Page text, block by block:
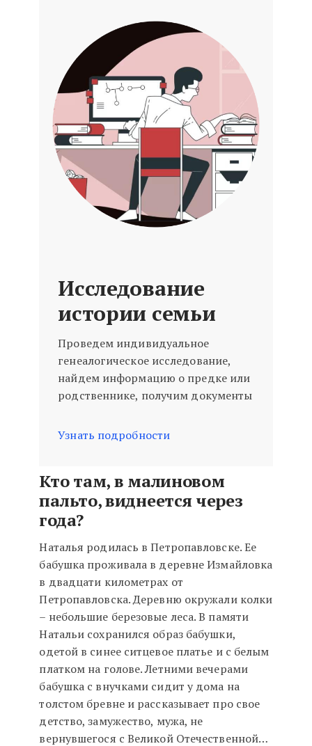
Исследование
истории семьи
Проведем индивидуальное
генеалогическое исследование,
найдем информацию о предке или
родственнике, получим документы
Узнать подробности
Кто там, в малиновом
пальто, виднеется через
года?
Наталья родилась в Петропавловске. Ее
бабушка проживала в деревне Измайловка
в двадцати километрах от
Петропавловска. Деревню окружали колки
– небольшие березовые леса. В памяти
Натальи сохранился образ бабушки,
одетой в синее ситцевое платье и с белым
платком на голове. Летними вечерами
бабушка с внучками сидит у дома на
толстом бревне и рассказывает про свое
детство, замужество, мужа, не
вернувшегося с Великой Отечественной…